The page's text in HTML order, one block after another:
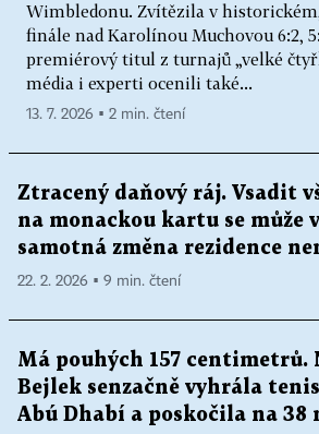
Wimbledonu. Zvítězila v
finále nad Karolínou Muchovou 6:2,
premiérový titul z turnajů „velké
média i experti ocenili také...
13. 7. 2026 ▪ 2 min. čtení
Ztracený daňový ráj. Vsadit
na monackou kartu se může
samotná změna rezidence
22. 2. 2026 ▪ 9 min. čtení
Má pouhých 157 centimetrů.
Bejlek senzačně vyhrála
Abú Dhabí a poskočila na 38